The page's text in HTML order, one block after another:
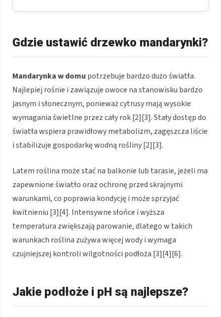
Gdzie ustawić drzewko mandarynki?
Mandarynka w domu potrzebuje bardzo dużo światła.
Najlepiej rośnie i zawiązuje owoce na stanowisku bardzo
jasnym i słonecznym, ponieważ cytrusy mają wysokie
wymagania świetlne przez cały rok [2][3]. Stały dostęp do
światła wspiera prawidłowy metabolizm, zagęszcza liście
i stabilizuje gospodarkę wodną rośliny [2][3].
Latem roślina może stać na balkonie lub tarasie, jeżeli ma
zapewnione światło oraz ochronę przed skrajnymi
warunkami, co poprawia kondycję i może sprzyjać
kwitnieniu [3][4]. Intensywne słońce i wyższa
temperatura zwiększają parowanie, dlatego w takich
warunkach roślina zużywa więcej wody i wymaga
czujniejszej kontroli wilgotności podłoża [3][4][6].
Jakie podłoże i pH są najlepsze?